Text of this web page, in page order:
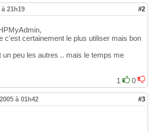
à 21h19 #2
c'est certainement le plus utiliser mais bon
un peu les autres .. mais le temps me
1
0
à 01h42 #3